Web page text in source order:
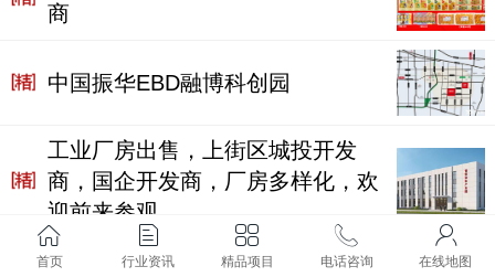
商
中国振华EBD融博科创园
工业厂房出售，上街区城投开发
商，国企开发商，厂房多样化，欢
迎前来参观
首页 行业资讯 精品项目 电话咨询 在线地图